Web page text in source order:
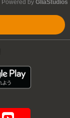
Powered by GliaStudios